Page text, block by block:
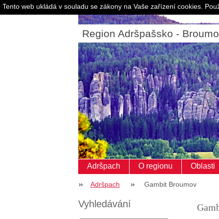
Region Adršpašsko -
Adršpach O regionu Oblasti
Adršpach Gambit Broumov
Vyhledávání
Tento web ukládá v souladu se zákony na Vaše zařízení cookies.